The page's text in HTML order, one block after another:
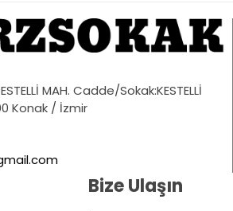
MAH. Cadde/Sokak:KESTELLİ
Konak / İzmir
Bize Ulaşın